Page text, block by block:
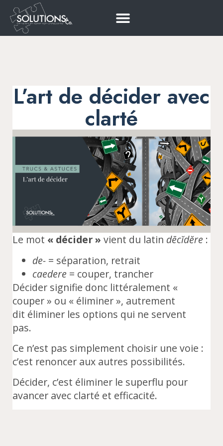
L’art de décider avec
clarté
Le mot « décider » vient du latin dēcĭdĕre :
de- = séparation, retrait
caedere = couper, trancher
Décider signifie donc littéralement «
couper » ou « éliminer », autrement
dit éliminer les options qui ne servent
pas.
Ce n’est pas simplement choisir une voie :
c’est renoncer aux autres possibilités.
Décider, c’est éliminer le superflu pour
avancer avec clarté et efficacité.